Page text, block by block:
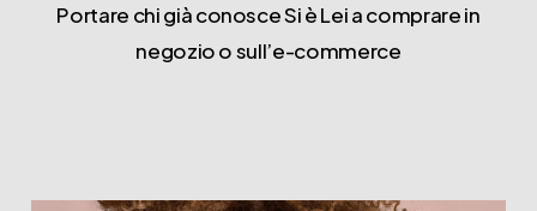
Portare chi già conosce Si è Lei a comprare in
negozio o sull’e-commerce